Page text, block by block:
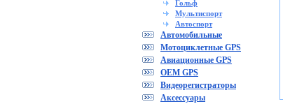
Гольф
Мультиспорт
Автоспорт
Автомобильные
Мотоциклетные GPS
Авиационные GPS
OEM GPS
Видеорегистраторы
Аксессуары